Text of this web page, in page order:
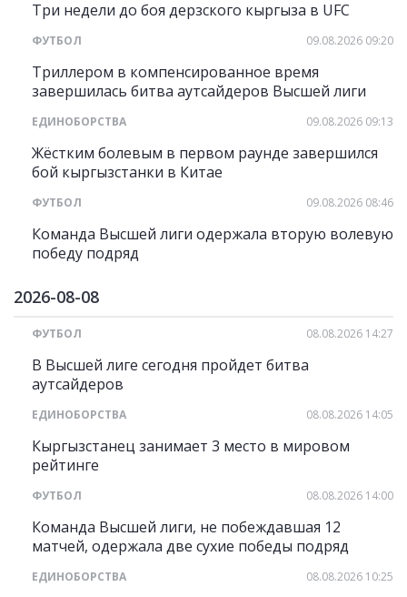
Три недели до боя дерзского кыргыза в UFC
ФУТБОЛ 09.08.2026 09:20
Триллером в компенсированное время
завершилась битва аутсайдеров Высшей лиги
ЕДИНОБОРСТВА 09.08.2026 09:13
Жёстким болевым в первом раунде завершился
бой кыргызстанки в Китае
ФУТБОЛ 09.08.2026 08:46
Команда Высшей лиги одержала вторую волевую
победу подряд
2026-08-08
ФУТБОЛ 08.08.2026 14:27
В Высшей лиге сегодня пройдет битва
аутсайдеров
ЕДИНОБОРСТВА 08.08.2026 14:05
Кыргызстанец занимает 3 место в мировом
рейтинге
ФУТБОЛ 08.08.2026 14:00
Команда Высшей лиги, не побеждавшая 12
матчей, одержала две сухие победы подряд
ЕДИНОБОРСТВА 08.08.2026 10:25